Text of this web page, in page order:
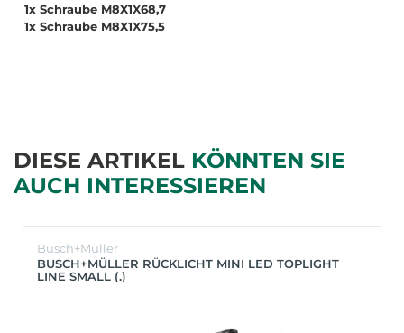
1x Schraube M8X1X68,7
1x Schraube M8X1X75,5
DIESE ARTIKEL KÖNNTEN SIE
AUCH INTERESSIEREN
Busch+Müller
BUSCH+MÜLLER RÜCKLICHT MINI LED TOPLIGHT
LINE SMALL (.)